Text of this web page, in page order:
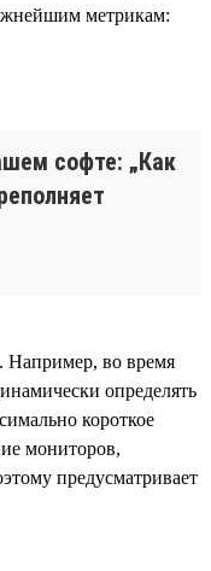
метрикам:
софте: „Как
Например, во время
определять
короткое
мониторов,
предусматривает